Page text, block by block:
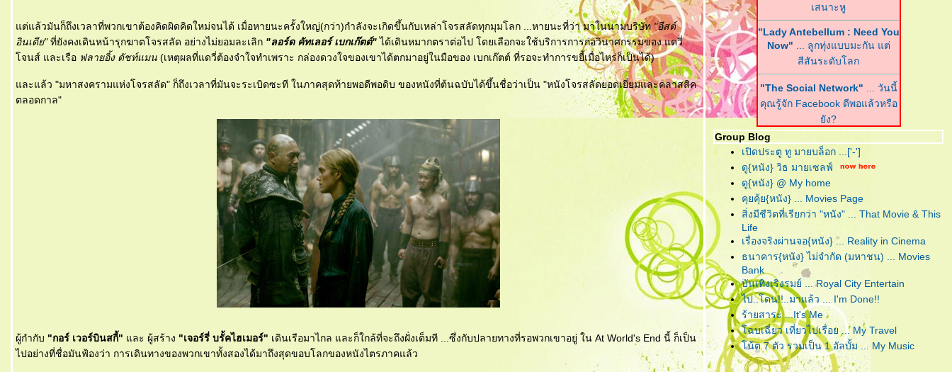
ต่แล้วมันก็ถึงเวลาที่พวกเขาต้องคิดผิดคิดใหม่จนได้ เมื่อหายนะครั้งใหญ่(กว่า)กำลังจะเกิดขึ้นกับเหล่าโจรสลัดทุกมุมโลก ...หายนะที่ว่า มาในนามบริษัท"อีสต์
อินเดีย"ที่ยังคงเดินหน้ารุกฆาตโจรสลัด อย่างไม่ยอมละเลิก "ลอร์ด คัทเลอร์ เบกเก๊ตต์"ได้เดินหมากตราต่อไป โดยเลือกจะใช้บริการการก่อวินาศกรรมของ แดวี่
จนส์ และเรือ ฟลายอิ้ง ดัชท์แมน (เหตุผลที่แดวี่ต้องจำใจทำเพราะ กล่องดวงใจของเขาได้ตกมาอยู่ในมือของ เบกเก๊ตต์ ที่รอจะทำการขยี้เมื่อไหร่ก็เป็นได้)
ละแล้ว "มหาสงครามแห่งโจรสลัด" ก็ถึงเวลาที่มันจะระเบิดซะที ในภาคสุดท้ายพอดีพอดิบ ของหนังที่ต้นฉบับได้ขึ้นชื่อว่าเป็น "หนังโจรสลัดยอดเยี่ยมและคลาสสิค
ตลอดกาล"
ผู้กำกับ "กอร์ เวอร์บินสกี้" ละ ผู้สร้าง "เจอร์รี่ บรั้คไฮเมอร์" เดินเรือมาไกล และก็ใกล้ที่จะถึงฝั่งเต็มที ...ซึ่งกับปลายทางที่รอพวกเขาอยู่ ใน At World's End นี้ ก็เป็น
ไปอย่างที่ชื่อมันฟ้องว่า การเดินทางของพวกเขาทั้งสองได้มาถึงสุดขอบโลกของหนังไตรภาคแล้ว
เสนาะหู
"Lady Antebellum : Need You
Now" ... ลูกทุ่งแบบมะกัน แต่
สีสันระดับโลก
"The Social Network" ... วันนี้
คุณรู้จัก Facebook ดีพอแล้วหรือ
ัง?
"Harry Potter and the Deathly
Hallows : Part I" ... ฉันต้องเปิด
เพื่อจะปิด!
"Scrubb : Kid"... คำตอบของ
เพลงอินดี้ที่ฟังง่าย อยู่ในอัลบั้มนี้
"Due Date"... รวมกันเราต้องอยู่
(กรุณา)อย่าทิ้งตูเป็นอันขาด!!?
"B.o.B. Presents: The
Adventures of Bobby Ray"
อาจเป็นฮิปฮอปหน้าใหม่ แต่ไม่ขอ
ึดติดความฮิป
"RED"... โตอย่างสมวัย แก่อย่าง
Group Blog
เปิดประตู ทู มายบล็อก ...['-']
ดู{หนัง} วิธ มายเซลฟ์
ดู{หนัง} @ My home
คุยคุ้ย{หนัง} ... Movies Page
สิ่งมีชีวิตที่เรียกว่า "หนัง" ... That Movie & This
Life
เรื่องจริงผ่านจอ{หนัง} ... Reality in Cinema
ธนาคาร{หนัง} ไม่จำกัด (มหาชน) ... Movies
Bank
บันเทิงเริงรมย์ ... Royal City Entertain
ไป..โดน!!..มาแล้ว ... I'm Done!!
ร้ายสาระ ...It's Me
ฉบเฉี่ยว เที่ยวไปเรื่อย ... My Travel
น้ต 7 ตัว รวมเป็น 1 อัลบั้ม ... My Music